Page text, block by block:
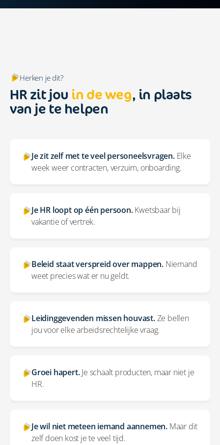
Herken je dit?
HR zit jou in de weg, in plaats
van je te helpen
Je zit zelf met te veel personeelsvragen.Elke
week weer contracten, verzuim, onboarding.
Je HR loopt op één persoon.Kwetsbaar bij
vakantie of vertrek.
Beleid staat verspreid over mappen. Niemand
weet precies wat er nu geldt.
Leidinggevenden missen houvast.Ze bellen
jou voor elke arbeidsrechtelijke vraag.
Groei hapert.Je schaalt producten, maar niet je
HR.
Je wil niet meteen iemand aannemen. Maar dit
zelf doen kost je te veel tijd.